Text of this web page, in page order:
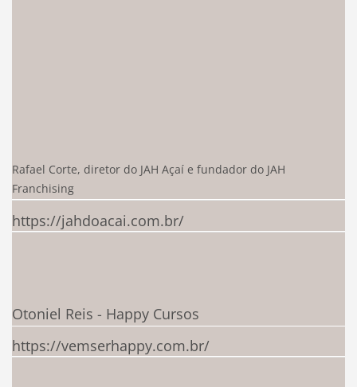
Rafael Corte, diretor do JAH Açaí e fundador do JAH
Franchising
https://jahdoacai.com.br/
Otoniel Reis - Happy Cursos
https://vemserhappy.com.br/